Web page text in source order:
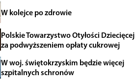
W kolejce po zdrowie
Polskie Towarzystwo Otyłości Dziecięcej
za podwyższeniem opłaty cukrowej
W woj. świętokrzyskim będzie więcej
szpitalnych schronów